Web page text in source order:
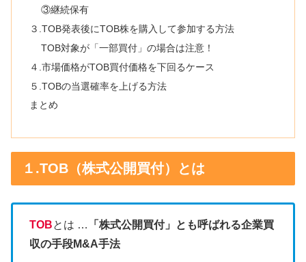
③継続保有
３.TOB発表後にTOB株を購入して参加する方法
TOB対象が「一部買付」の場合は注意！
４.市場価格がTOB買付価格を下回るケース
５.TOBの当選確率を上げる方法
まとめ
１.TOB（株式公開買付）とは
TOBとは …
「株式公開買付」とも呼ばれる企業買
収の手段M&A手法